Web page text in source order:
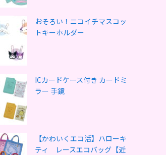
おそろい！ニコイチマスコッ
トキーホルダー
ICカードケース付き カードミ
ラー 手鏡
【かわいくエコ活】ハローキ
ティ レースエコバッグ【近